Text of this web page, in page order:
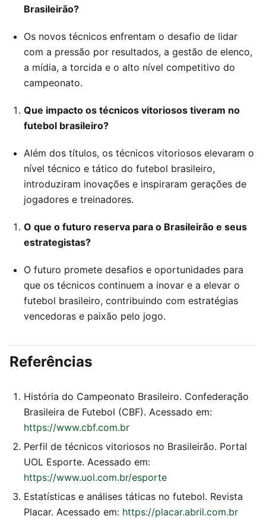
Brasileirão?
Os novos técnicos enfrentam o desafio de lidar
com a pressão por resultados, a gestão de elenco,
a mídia, a torcida e o alto nível competitivo do
campeonato.
Que impacto os técnicos vitoriosos tiveram no
futebol brasileiro?
Além dos títulos, os técnicos vitoriosos elevaram o
nível técnico e tático do futebol brasileiro,
introduziram inovações e inspiraram gerações de
jogadores e treinadores.
O que o futuro reserva para o Brasileirão e seus
estrategistas?
O futuro promete desafios e oportunidades para
que os técnicos continuem a inovar e a elevar o
futebol brasileiro, contribuindo com estratégias
vencedoras e paixão pelo jogo.
Referências
História do Campeonato Brasileiro. Confederação
Brasileira de Futebol (CBF). Acessado em:
https://www.cbf.com.br
Perfil de técnicos vitoriosos no Brasileirão. Portal
UOL Esporte. Acessado em:
https://www.uol.com.br/esporte
Estatísticas e análises táticas no futebol. Revista
Placar. Acessado em: https://placar.abril.com.br